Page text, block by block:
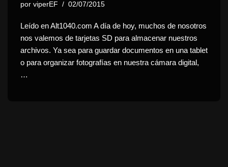
por viperEF 02/07/2015
Leído en Alt1040.com A día de hoy, muchos de nosotros
nos valemos de tarjetas SD para almacenar nuestros
archivos. Ya sea para guardar documentos en una tablet
o para organizar fotografías en nuestra cámara digital,
…